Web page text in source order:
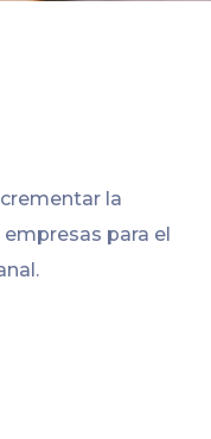
la
para el